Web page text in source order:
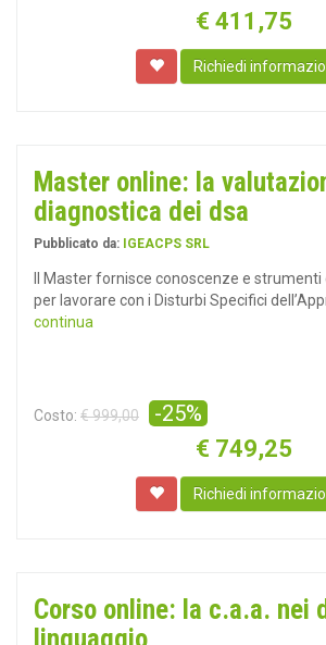
€ 411,75
Richiedi
Master online: la
diagnostica dei dsa
Pubblicato da: IGEACPS SRL
Il Master fornisce conoscenze e
per lavorare con i Disturbi Specifici
continua
Costo: € 999,00 -25%
€ 749,25
Richiedi
Corso online: la c.a.a. nei